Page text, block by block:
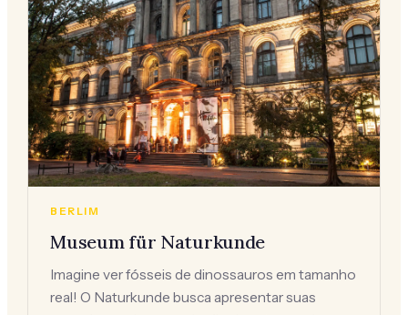
BERLIM
Museum für Naturkunde
Imagine ver fósseis de dinossauros em tamanho
real! O Naturkunde busca apresentar suas